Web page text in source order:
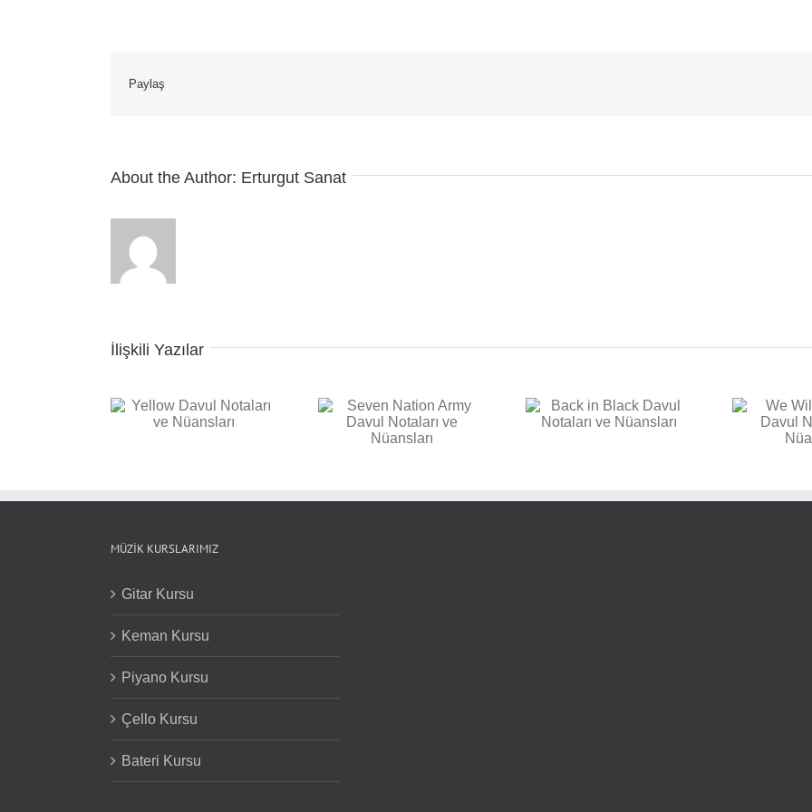
Paylaş
About the Author: Erturgut Sanat
İlişkili Yazılar
Seven Nation Army
Back in Black Davul
Notaları ve Nüansları
MÜZIK KURSLARIMIZ
Gitar Kursu
Keman Kursu
Piyano Kursu
Çello Kursu
Bateri Kursu